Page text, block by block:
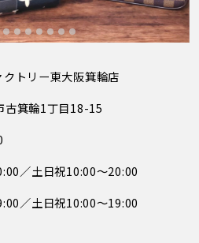
クトリー東大阪箕輪店
古箕輪1丁目18-15
／土日祝10:00～20:00
／土日祝10:00～19:00